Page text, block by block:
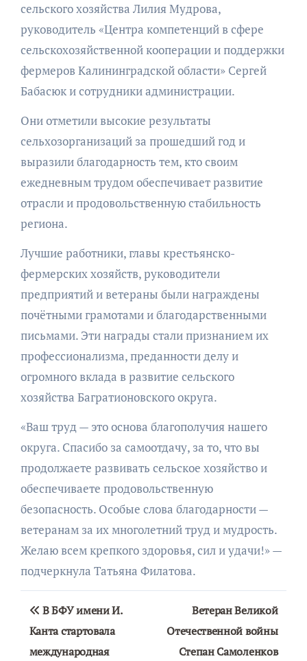
сельского хозяйства Лилия Мудрова,
руководитель «Центра компетенций в сфере
сельскохозяйственной кооперации и поддержки
фермеров Калининградской области» Сергей
Бабасюк и сотрудники администрации.
Они отметили высокие результаты
сельхозорганизаций за прошедший год и
выразили благодарность тем, кто своим
ежедневным трудом обеспечивает развитие
отрасли и продовольственную стабильность
региона.
Лучшие работники, главы крестьянско-
фермерских хозяйств, руководители
предприятий и ветераны были награждены
почётными грамотами и благодарственными
письмами. Эти награды стали признанием их
профессионализма, преданности делу и
огромного вклада в развитие сельского
хозяйства Багратионовского округа.
«Ваш труд — это основа благополучия нашего
округа. Спасибо за самоотдачу, за то, что вы
продолжаете развивать сельское хозяйство и
обеспечиваете продовольственную
безопасность. Особые слова благодарности —
ветеранам за их многолетний труд и мудрость.
Желаю всем крепкого здоровья, сил и удачи!» —
подчеркнула Татьяна Филатова.
Навигация
по
В БФУ имени И.
Канта стартовала
международная
Ветеран Великой
Отечественной войны
Степан Самоленков